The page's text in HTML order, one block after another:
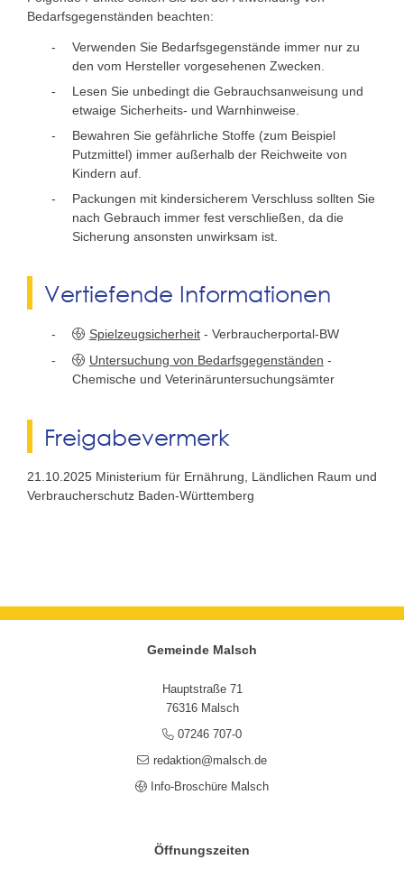
Bedarfsgegenständen beachten:
Verwenden Sie Bedarfsgegenstände immer nur zu
den vom Hersteller vorgesehenen Zwecken.
Lesen Sie unbedingt die Gebrauchsanweisung und
etwaige Sicherheits- und Warnhinweise.
Bewahren Sie gefährliche Stoffe (zum Beispiel
Putzmittel) immer außerhalb der Reichweite von
Kindern auf.
Packungen mit kindersicherem Verschluss sollten Sie
nach Gebrauch immer fest verschließen, da die
Sicherung ansonsten unwirksam ist.
Vertiefende Informationen
Spielzeugsicherheit- Verbraucherportal-BW
Untersuchung von Bedarfsgegenständen -
Chemische und Veterinäruntersuchungsämter
Freigabevermerk
21.10.2025 Ministerium für Ernährung, Ländlichen Raum und
Verbraucherschutz Baden-Württemberg
Gemeinde Malsch
Hauptstraße 71
76316 Malsch
07246 707-0
redaktion@malsch.de
Info-Broschüre Malsch
Öffnungszeiten